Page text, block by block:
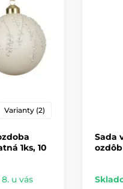
Varianty (2)
1ks, 10
u vás
Sada